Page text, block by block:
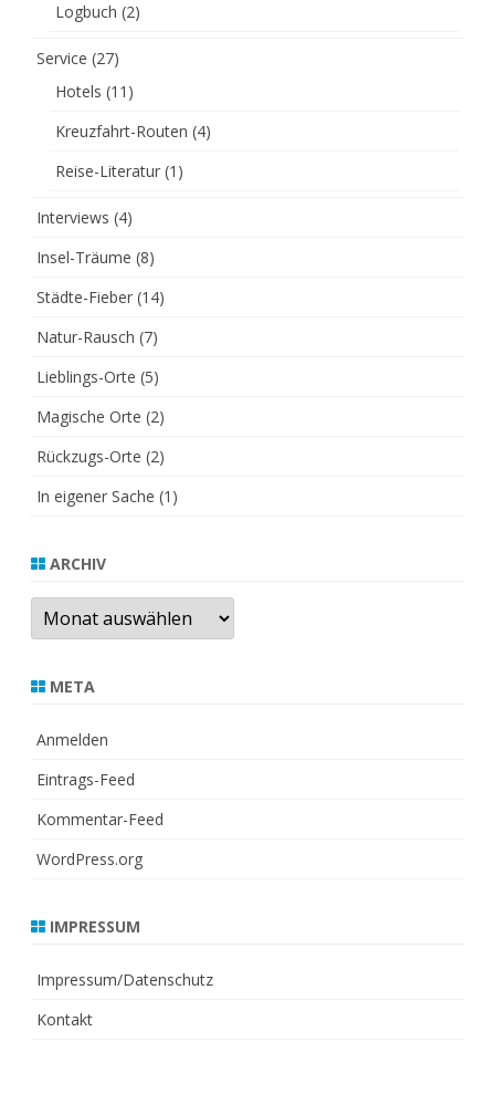
Logbuch (2)
Service (27)
Hotels (11)
Kreuzfahrt-Routen (4)
Reise-Literatur (1)
Interviews (4)
Insel-Träume (8)
Städte-Fieber (14)
Natur-Rausch (7)
Lieblings-Orte (5)
Magische Orte (2)
Rückzugs-Orte (2)
In eigener Sache (1)
ARCHIV
Archiv
META
Anmelden
Eintrags-Feed
Kommentar-Feed
WordPress.org
IMPRESSUM
Impressum/Datenschutz
Kontakt